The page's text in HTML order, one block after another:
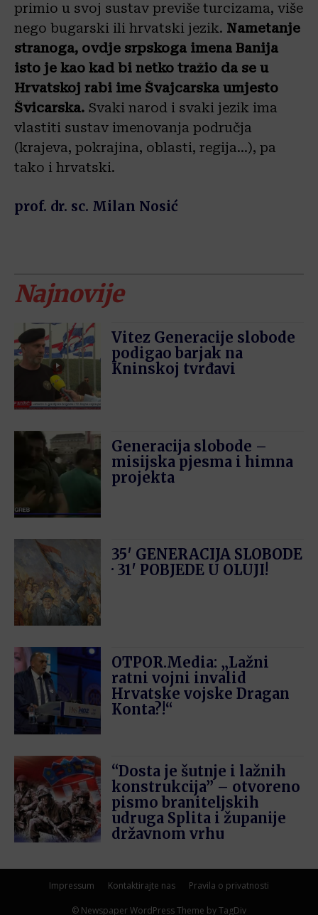
primio u svoj sustav previše turcizama, više
nego bugarski ili hrvatski jezik. Nametanje
stranoga, ovdje srpskoga imena Banija
isto je kao kad bi netko tražio da se u
Hrvatskoj rabi ime Švajcarska umjesto
Švicarska. Svaki narod i svaki jezik ima
vlastiti sustav imenovanja područja
(krajeva, pokrajina, oblasti, regija…), pa
tako i hrvatski.
prof. dr. sc. Milan Nosić
Najnovije
Vitez Generacije slobode
podigao barjak na
Kninskoj tvrđavi
Generacija slobode –
misijska pjesma i himna
projekta
35′ GENERACIJA SLOBODE
· 31′ POBJEDE U OLUJI!
OTPOR.Media: „Lažni
ratni vojni invalid
Hrvatske vojske Dragan
Konta?!“
“Dosta je šutnje i lažnih
konstrukcija” – otvoreno
pismo braniteljskih
udruga Splita i županije
državnom vrhu
Impressum Kontaktirajte nas Pravila o privatnosti
© Newspaper WordPress Theme by TagDiv